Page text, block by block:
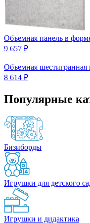
Объемная панель в
9 657 ₽
Объемная шестигранная
8 614 ₽
Популярные
Бизиборды
Игрушки для детского
Игрушки и дидактика